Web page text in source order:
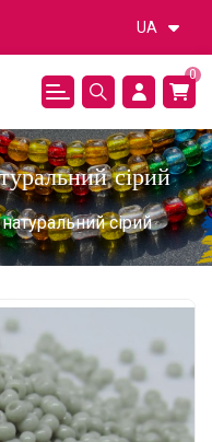
UA
0
сірий
сірий